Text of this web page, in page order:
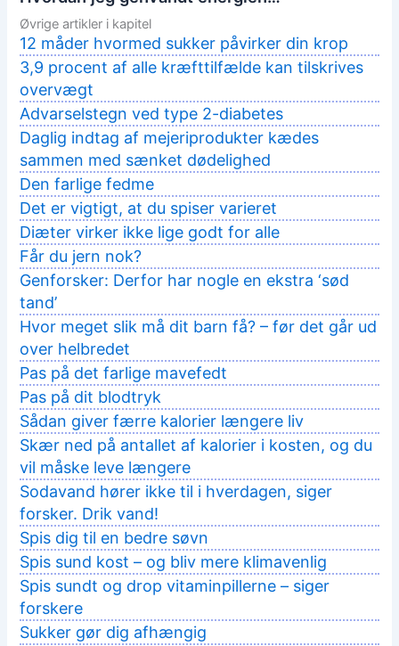
Øvrige artikler i kapitel
12 måder hvormed sukker påvirker din krop
3,9 procent af alle kræfttilfælde kan tilskrives
overvægt
Advarselstegn ved type 2-diabetes
Daglig indtag af mejeriprodukter kædes
sammen med sænket dødelighed
Den farlige fedme
Det er vigtigt, at du spiser varieret
Diæter virker ikke lige godt for alle
Får du jern nok?
Genforsker: Derfor har nogle en ekstra ‘sød
tand’
Hvor meget slik må dit barn få? – før det går ud
over helbredet
Pas på det farlige mavefedt
Pas på dit blodtryk
Sådan giver færre kalorier længere liv
Skær ned på antallet af kalorier i kosten, og du
vil måske leve længere
Sodavand hører ikke til i hverdagen, siger
forsker. Drik vand!
Spis dig til en bedre søvn
Spis sund kost – og bliv mere klimavenlig
Spis sundt og drop vitaminpillerne – siger
forskere
Sukker gør dig afhængig